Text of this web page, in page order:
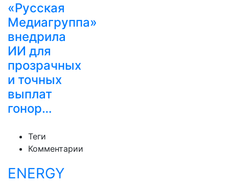
«Русская
Медиагруппа»
внедрила
ИИ для
прозрачных
и точных
выплат
гонор…
Теги
Комментарии
ENERGY